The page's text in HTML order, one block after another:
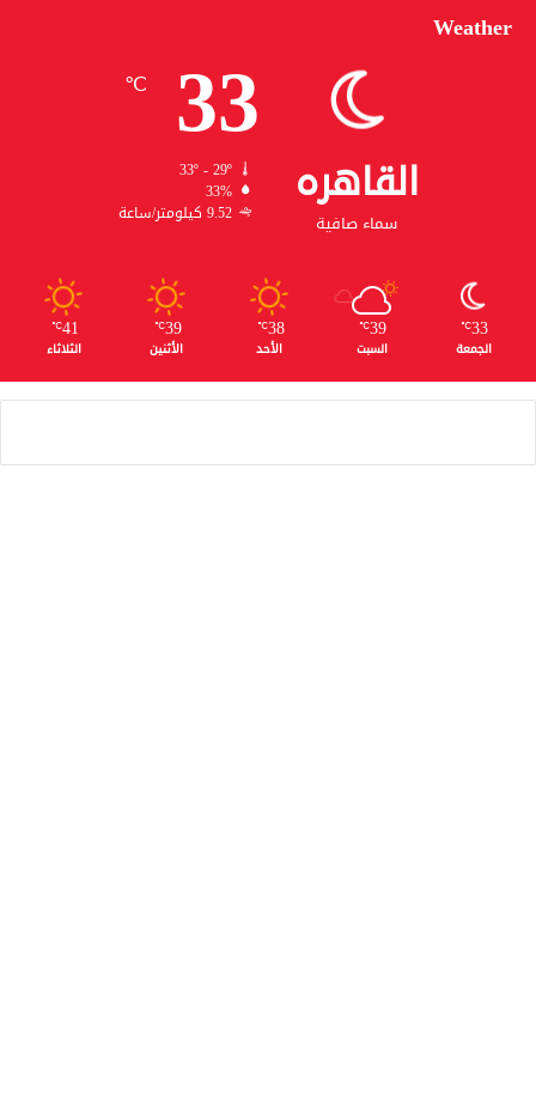
Weather
القاهره
سماء صافية
33
℃
33º - 29º
33%
9.52 كيلومتر/ساعة
33
℃
الجمعة
39
℃
السبت
38
℃
الأحد
39
℃
الأثنين
41
℃
الثلاثاء